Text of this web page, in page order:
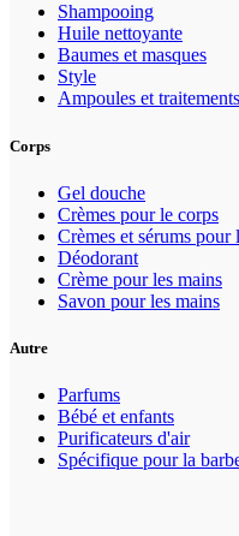
Shampooing
Huile nettoyante
Baumes et masques
Style
Ampoules et traitements
Corps
Gel douche
Crèmes pour le corps
Crèmes et sérums pour
Déodorant
Crème pour les mains
Savon pour les mains
Autre
Parfums
Bébé et enfants
Purificateurs d'air
Spécifique pour la